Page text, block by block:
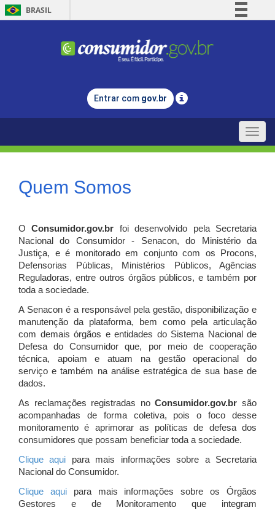
BRASIL
Comunica BR
Legislação
Entrar com gov.br
Toggle
Quem Somos
OConsumidor.gov.br
foi desenvolvido pela Secretaria
Nacional do Consumidor - Senacon, do Ministério da
Justiça, e é monitorado em conjunto com os Procons,
Defensorias Públicas, Ministérios Públicos, Agências
Reguladoras, entre outros órgãos públicos, e também por
toda a sociedade.
A Senacon é a responsável pela gestão, disponibilização e
manutenção da plataforma, bem como pela articulação
com demais órgãos e entidades do Sistema Nacional de
Defesa do Consumidor que, por meio de cooperação
técnica, apoiam e atuam na gestão operacional do
serviço e também na análise estratégica de sua base de
dados.
As reclamações registradas noConsumidor.gov.br são
acompanhadas de forma coletiva, pois o foco desse
monitoramento é aprimorar as políticas de defesa dos
consumidores que possam beneficiar toda a sociedade.
Clique aqui para mais informações sobre a Secretaria
Nacional do Consumidor.
Clique aquipara mais informações sobre os Órgãos
Gestores e de Monitoramento que integram